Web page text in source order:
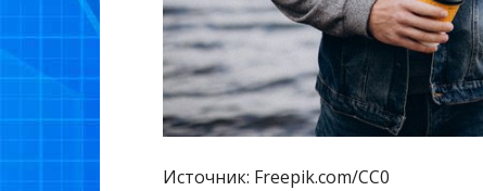
Источник: Freepik.com/CC0